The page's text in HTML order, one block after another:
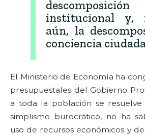
institucional y,
aún, la
conciencia
El Ministerio de Economía ha
presupuestales del Gobierno
a toda la población se resuelve
simplismo burocrático, no ha
uso de recursos económicos y